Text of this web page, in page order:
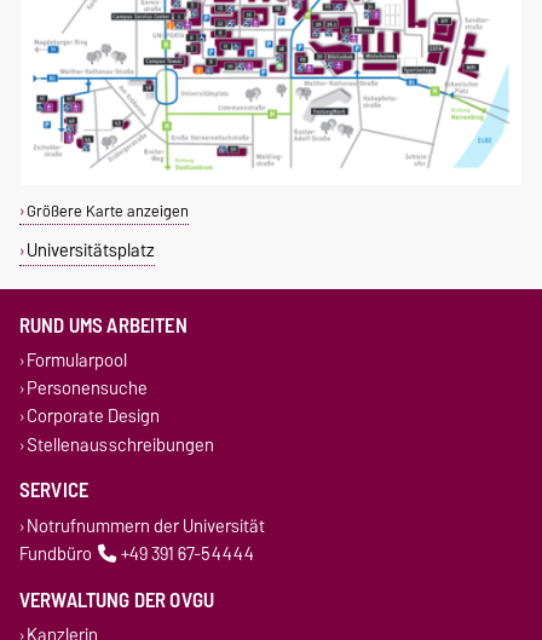
Größere Karte anzeigen
Universitätsplatz
RUND UMS ARBEITEN
Formularpool
Personensuche
Corporate Design
Stellenausschreibungen
SERVICE
Notrufnummern der Universität
Fundbüro
+49 391 67-54444
VERWALTUNG DER OVGU